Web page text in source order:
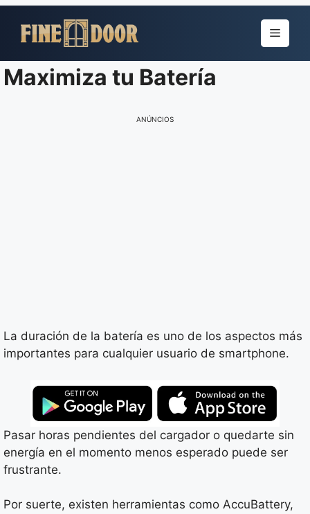
para
conteúdo
Menu
Maximiza tu Batería
ANÚNCIOS
La duración de la batería es uno de los aspectos más
importantes para cualquier usuario de smartphone.
Pasar horas pendientes del cargador o quedarte sin
energía en el momento menos esperado puede ser
frustrante.
Por suerte, existen herramientas como AccuBattery,